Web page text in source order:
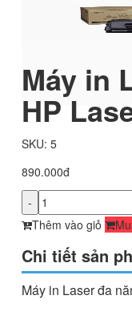
Máy in
HP
SKU: 5
890.000đ
-
Thêm vào giỏ
Chi tiết sản
Máy in Laser đa